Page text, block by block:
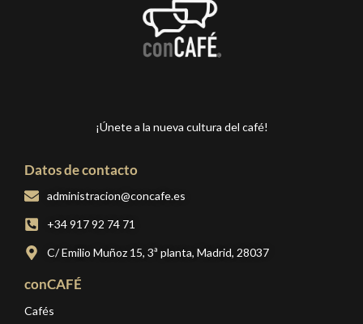
¡Únete a la nueva cultura del café!
Datos de contacto
administracion@concafe.es
+34 917 92 74 71
C/ Emilio Muñoz 15, 3ª planta, Madrid, 28037
conCAFÉ
Cafés